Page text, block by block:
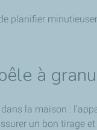
planifier
à
la maison :
un bon tirage et